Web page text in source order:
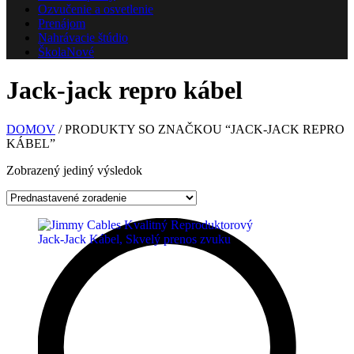
Ozvučenie a osvetlenie
Prenájom
Nahrávacie štúdio
ŠkolaNové
Jack-jack repro kábel
DOMOV / PRODUKTY SO ZNAČKOU “JACK-JACK REPRO
KÁBEL”
Zobrazený jediný výsledok